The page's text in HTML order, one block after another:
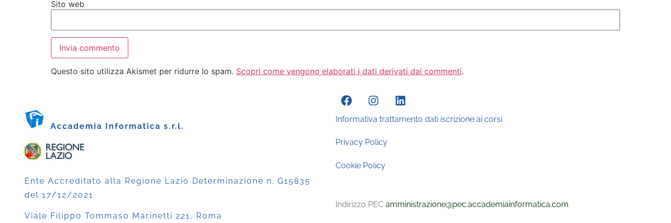
Sito web
Questo sito utilizza Akismet per ridurre lo spam. Scopri come vengono elaborati i dati derivati dai commenti.
Accademia Informatica s.r.l.
Ente Accreditato alla Regione Lazio Determinazione n. G15835
del 17/12/2021
Viale Filippo Tommaso Marinetti 221, Roma
Informativa trattamento dati iscrizione ai corsi
Privacy Policy
Cookie Policy
Indirizzo PEC amministrazione@pec.accademiainformatica.com